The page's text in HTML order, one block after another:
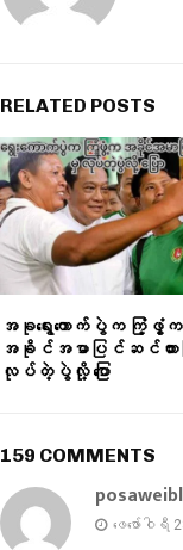
RELATED POSTS
အခုရွေးကောက်ပွဲက ကြံ့ဖွံ့က
အခိုင်အမာပြင်ဆင်ထား
လုပ်တဲ့ပွဲလို့ ပြော
159 COMMENTS
posaweibl
ဖေ‌ဖော်ဝါရီ